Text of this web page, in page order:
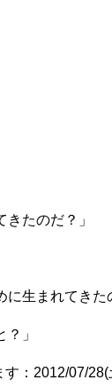
たのだ？」
生まれてきた
」
：2012/07/